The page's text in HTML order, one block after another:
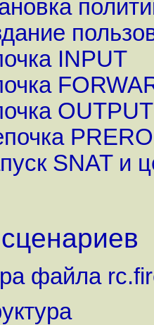
INPUT
OUTPUT
SNAT и
файла